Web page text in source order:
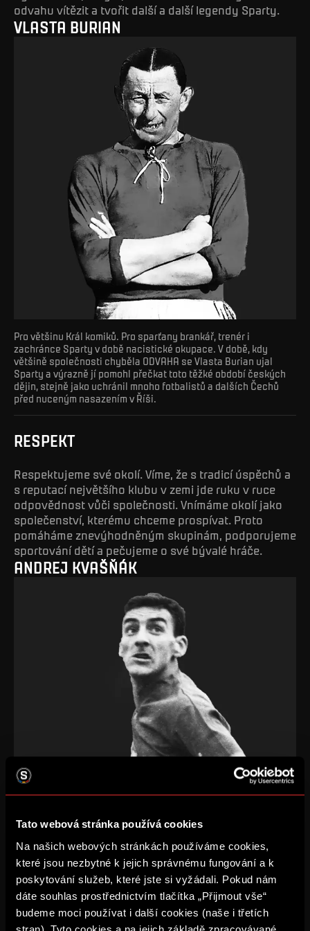
Tato webová stránka používá cookies
Na našich webových stránkách používáme cookies,
které jsou nezbytné k jejich správnému fungování a k
poskytování služeb, které jste si vyžádali. Pokud nám
dáte souhlas prostřednictvím tlačítka „Přijmout vše“
budeme moci používat i další cookies (naše i třetích
odvahu vítězit a tvořit další a další legendy Sparty.
VLASTA BURIAN
Pro většinu Král komiků. Pro sparťany brankář, trenér i
zachránce Sparty v době nacistické okupace. V době, kdy
většině společnosti chyběla ODVAHA se Vlasta Burian ujal
Sparty a výrazně jí pomohl přečkat toto těžké období českých
dějin, stejně jako uchránil mnoho fotbalistů a dalších Čechů
před nuceným nasazením v Říši.
RESPEKT
Respektujeme své okolí. Víme, že s tradicí úspěchů a
s reputací největšího klubu v zemi jde ruku v ruce
odpovědnost vůči společnosti. Vnímáme okolí jako
společenství, kterému chceme prospívat. Proto
pomáháme znevýhodněným skupinám, podporujeme
sportování dětí a pečujeme o své bývalé hráče.
ANDREJ KVAŠŇÁK
Sparťanský dres od nepaměti zdobí nejvýznamnější jména
české a československé kopané. Mnoho hvězd, celá řada
osobností, několik legend. Přesto pouze jeden hráč si vydobyl
takový RESPEKT, že ho sami sparťani titulovali “Sparťan století”.
Andrej Kvašňák.